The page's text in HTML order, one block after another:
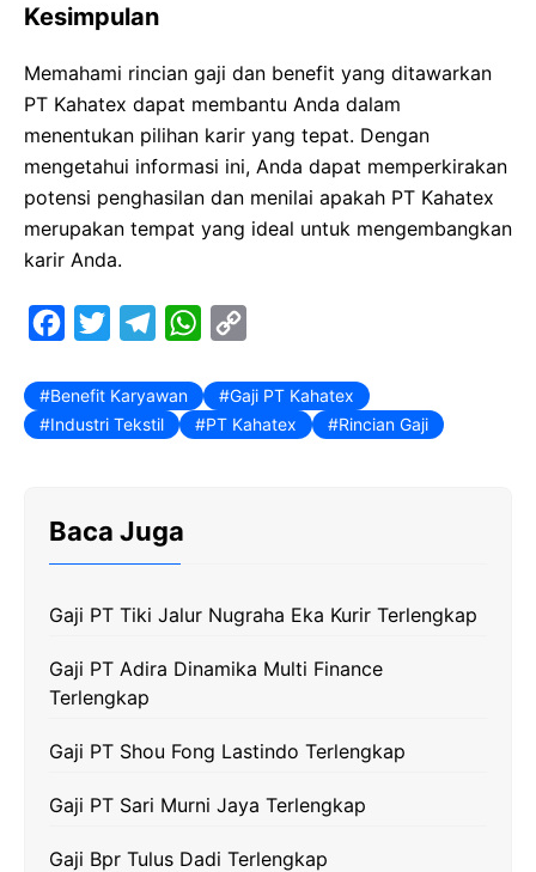
Kesimpulan
Memahami rincian gaji dan benefit yang ditawarkan
PT Kahatex dapat membantu Anda dalam
menentukan pilihan karir yang tepat. Dengan
mengetahui informasi ini, Anda dapat memperkirakan
potensi penghasilan dan menilai apakah PT Kahatex
merupakan tempat yang ideal untuk mengembangkan
karir Anda.
c
e
o
i
r
l
e
a
W
a
t
p
y
Benefit Karyawan
Gaji PT Kahatex
Industri Tekstil
PT Kahatex Rincian Gaji
Baca Juga
Gaji PT Tiki Jalur Nugraha Eka Kurir Terlengkap
Gaji PT Adira Dinamika Multi Finance
Terlengkap
Gaji PT Shou Fong Lastindo Terlengkap
Gaji PT Sari Murni Jaya Terlengkap
Gaji Bpr Tulus Dadi Terlengkap